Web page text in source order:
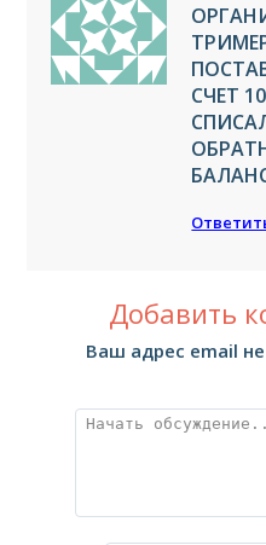
СЧЕТ
Добавить
Ваш адрес email